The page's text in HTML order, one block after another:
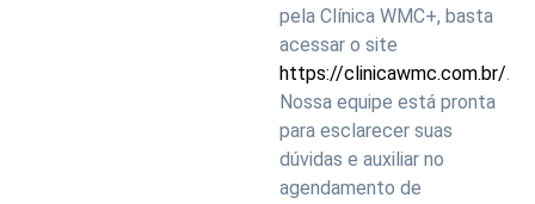
pela Clínica WMC+, basta
acessar o site
https://clinicawmc.com.br/.
Nossa equipe está pronta
para esclarecer suas
dúvidas e auxiliar no
agendamento de